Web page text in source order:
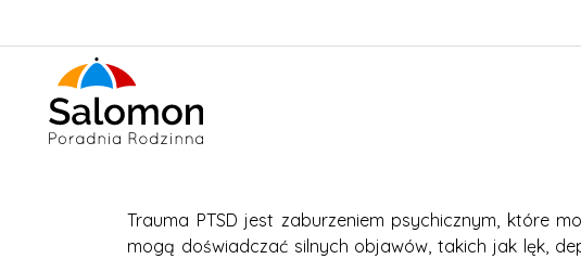
Trauma PTSD jest zaburzeniem psychicznym, które
mogą doświadczać silnych objawów, takich jak lęk,